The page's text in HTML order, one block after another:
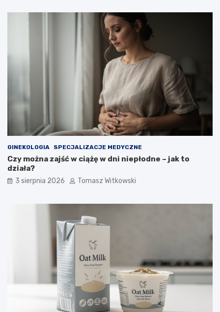
GINEKOLOGIA SPECJALIZACJE MEDYCZNE
Czy można zajść w ciążę w dni niepłodne – jak to
działa?
3 sierpnia 2026 Tomasz Witkowski